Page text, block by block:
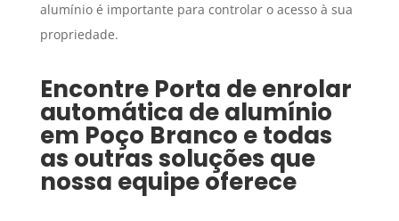
alumínio é importante para controlar o acesso à sua
propriedade.
Encontre Porta de enrolar
automática de alumínio
em Poço Branco e todas
as outras soluções que
nossa equipe oferece